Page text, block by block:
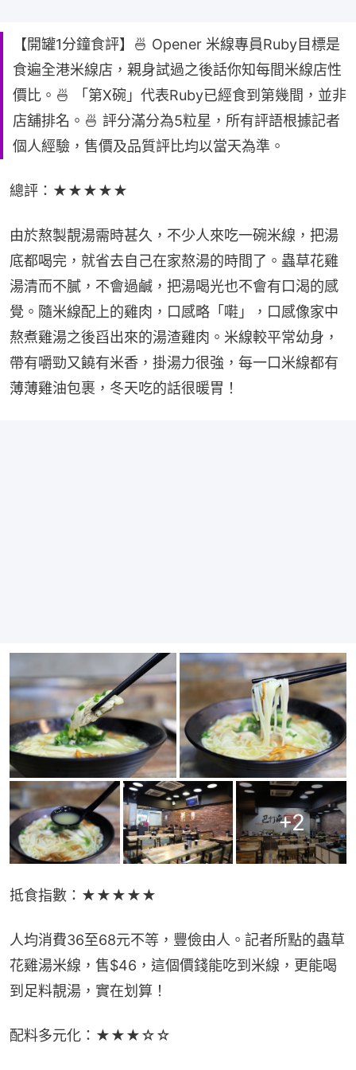
【開罐1分鐘食評】🍜 Opener 米線專員Ruby目標是
食遍全港米線店，親身試過之後話你知每間米線店性
價比。🍜 「第X碗」代表Ruby已經食到第幾間，並非
店舖排名。🍜 評分滿分為5粒星，所有評語根據記者
個人經驗，售價及品質評比均以當天為準。
總評：★★★★★
由於熬製靚湯需時甚久，不少人來吃一碗米線，把湯
底都喝完，就省去自己在家熬湯的時間了。蟲草花雞
湯清而不膩，不會過鹹，把湯喝光也不會有口渴的感
覺。隨米線配上的雞肉，口感略「嚡」，口感像家中
熬煮雞湯之後舀出來的湯渣雞肉。米線較平常幼身，
帶有嚼勁又饒有米香，掛湯力很強，每一口米線都有
薄薄雞油包裹，冬天吃的話很暖胃！
+2
抵食指數：★★★★★
人均消費36至68元不等，豐儉由人。記者所點的蟲草
花雞湯米線，售$46，這個價錢能吃到米線，更能喝
到足料靚湯，實在划算！
配料多元化：★★★☆☆